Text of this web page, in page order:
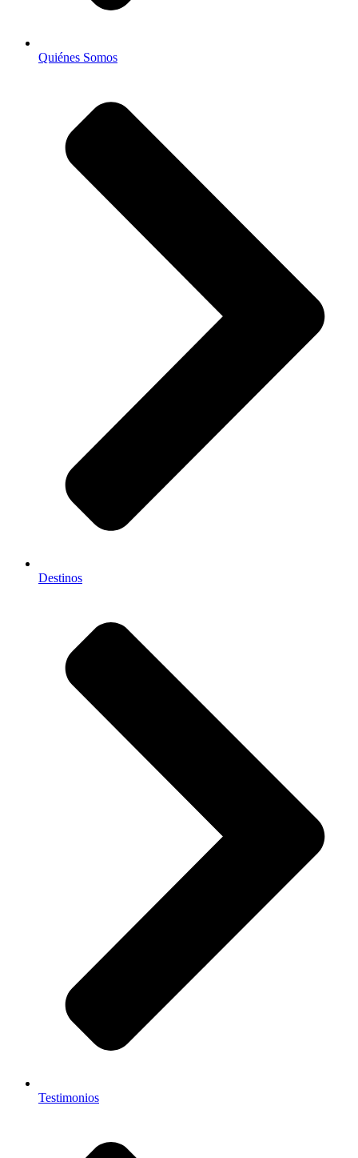
Quiénes Somos
Destinos
Testimonios